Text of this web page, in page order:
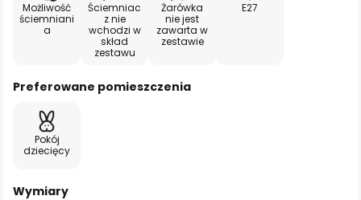
Możliwość
ściemniani
a
Ściemniac
z nie
wchodzi w
skład
zestawu
Żarówka
nie jest
zawarta w
zestawie
E27
Preferowane pomieszczenia
Pokój
dziecięcy
Wymiary